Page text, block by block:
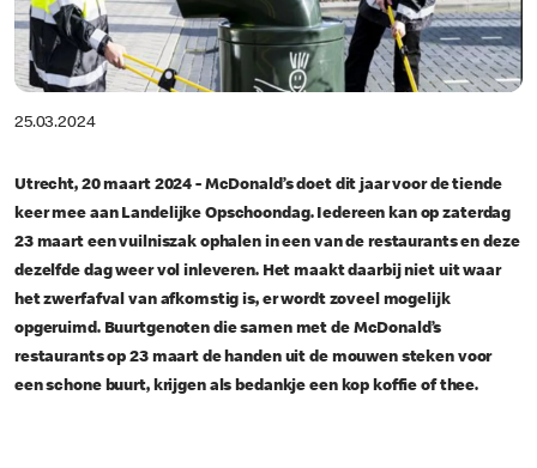
25.03.2024
Utrecht, 20 maart 2024 - McDonald’s doet dit jaar voor de tiende
keer mee aan Landelijke Opschoondag. Iedereen kan op zaterdag
23 maart een vuilniszak ophalen in een van de restaurants en deze
dezelfde dag weer vol inleveren. Het maakt daarbij niet uit waar
het zwerfafval van afkomstig is, er wordt zoveel mogelijk
opgeruimd. Buurtgenoten die samen met de McDonald’s
restaurants op 23 maart de handen uit de mouwen steken voor
een schone buurt, krijgen als bedankje een kop koffie of thee.